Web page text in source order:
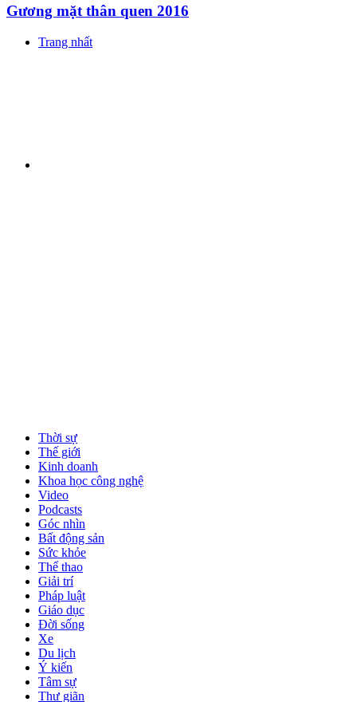
Gương mặt thân quen 2016
Trang nhất
Thời sự
Thế giới
Kinh doanh
Khoa học công nghệ
Video
Podcasts
Góc nhìn
Bất động sản
Sức khỏe
Thể thao
Giải trí
Pháp luật
Giáo dục
Đời sống
Xe
Du lịch
Ý kiến
Tâm sự
Thư giãn